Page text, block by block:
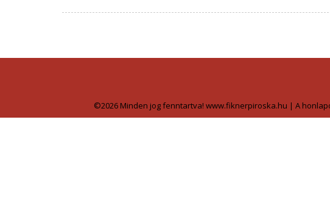
©2026 Minden jog fenntartva! www.fiknerpiroska.hu | A